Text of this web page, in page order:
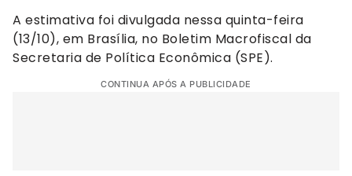
A estimativa foi divulgada nessa quinta-feira
(13/10), em Brasília, no Boletim Macrofiscal da
Secretaria de Política Econômica (SPE).
CONTINUA APÓS A PUBLICIDADE